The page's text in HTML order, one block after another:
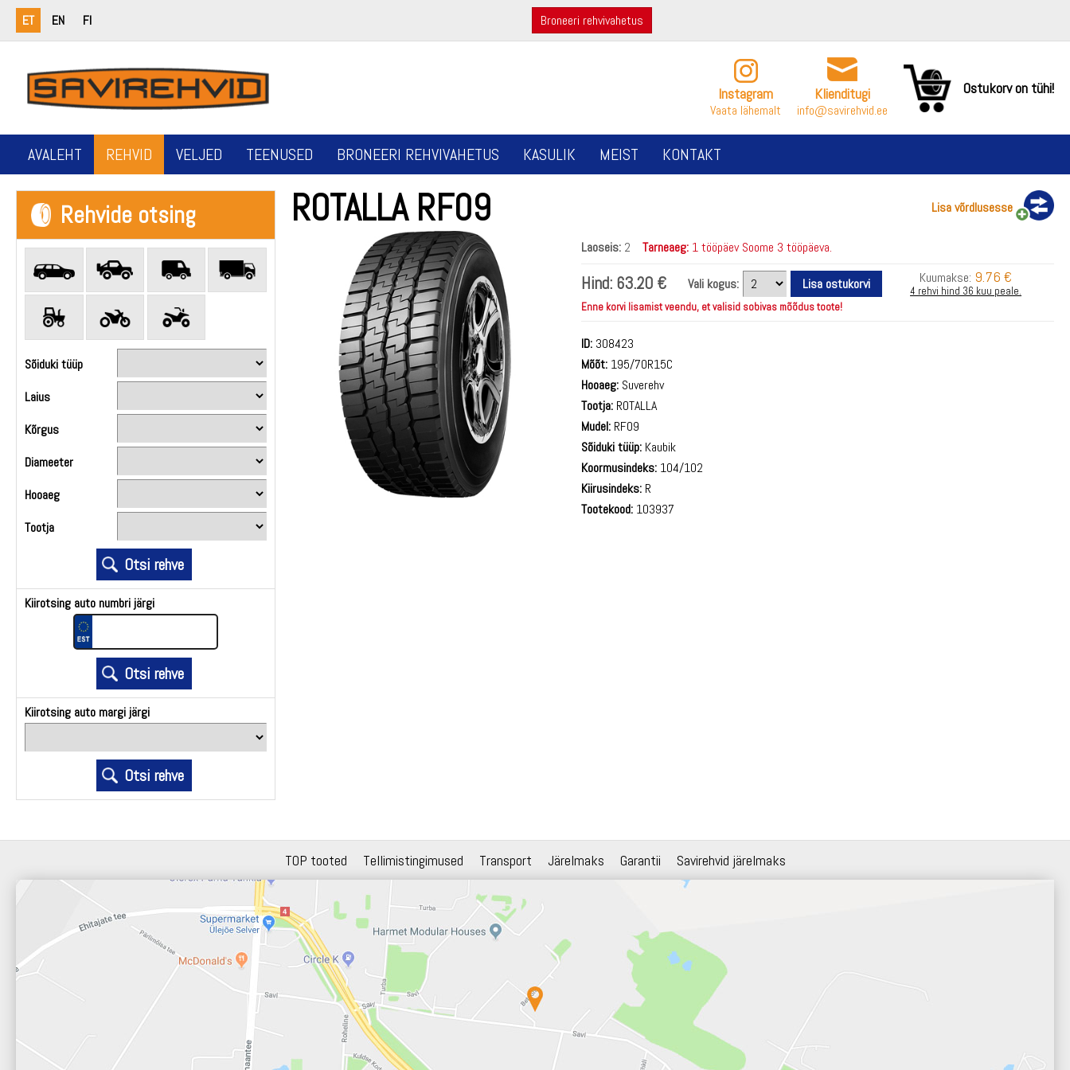
ET EN FI Broneeri rehvivahetus
Instagram
Vaata lähemalt
Klienditugi
info@savirehvid.ee
Ostukorv on tühi!
AVALEHT REHVID VELJED TEENUSED BRONEERI REHVIVAHETUS KASULIK MEIST KONTAKT
Rehvide otsing
Sõiduki tüüp
Laius
Kõrgus
Diameeter
Hooaeg
Tootja
Kiirotsing auto numbri järgi
Kiirotsing auto margi järgi
ROTALLA RF09 Lisa võrdlusesse
Laoseis: 2 Tarneaeg: 1 tööpäev Soome 3 tööpäeva.
Hind: 63.20 € Vali kogus: Kuumakse: 9.76 €
4 rehvi hind 36 kuu peale.
Enne korvi lisamist veendu, et valisid sobivas mõõdus toote!
ID: 308423
Mõõt: 195/70R15C
Hooaeg: Suverehv
Tootja: ROTALLA
Mudel: RF09
Sõiduki tüüp: Kaubik
Koormusindeks: 104/102
Kiirusindeks: R
Tootekood: 103937
TOP tooted Tellimistingimused Transport Järelmaks Garantii Savirehvid järelmaks